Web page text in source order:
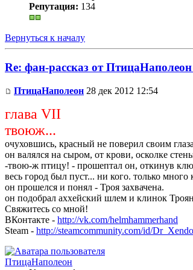
Репутация: 134
Вернуться к началу
Re: фан-рассказ от
ПтицаНаполеон 28 дек 2012 12:54
глава VII
твоюж...
очуховшись, красный не поверил своим
он валялся на сыром, от крови, осколке
-твою-ж птицу! - прошептал он, откинув
весь город был пуст... ни кого. только много
он прошелся и понял - Троя захвачена.
он подобрал аххейский шлем и клинок
Свяжитесь со мной!
ВКонтакте - http://vk.com/helmhammerhand
Steam - http://steamcommunity.com/id/
ПтицаНаполеон